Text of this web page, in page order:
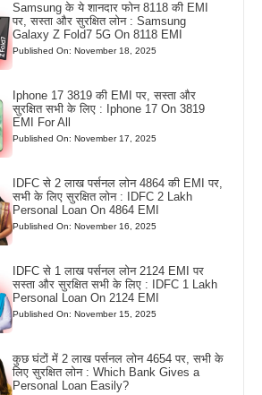
Samsung के ये शानदार फोन 8118 की EMI
पर, सस्ता और सुरक्षित लोन : Samsung
Galaxy Z Fold7 5G On 8118 EMI
Published On: November 18, 2025
Iphone 17 3819 की EMI पर, सस्ता और
सुरक्षित सभी के लिए : Iphone 17 On 3819
EMI For All
Published On: November 17, 2025
IDFC से 2 लाख पर्सनल लोन 4864 की EMI पर,
सभी के लिए सुरक्षित लोन : IDFC 2 Lakh
Personal Loan On 4864 EMI
Published On: November 16, 2025
IDFC से 1 लाख पर्सनल लोन 2124 EMI पर
सस्ता और सुरक्षित सभी के लिए : IDFC 1 Lakh
Personal Loan On 2124 EMI
Published On: November 15, 2025
कुछ घंटों में 2 लाख पर्सनल लोन 4654 पर, सभी के
लिए सुरक्षित लोन : Which Bank Gives a
Personal Loan Easily?